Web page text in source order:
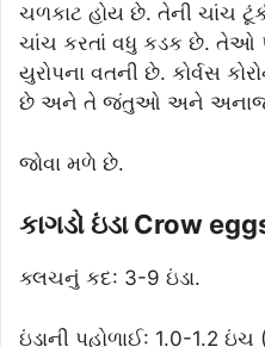
ચળકાટ હોય છે. તેની ચાંચ
ચાંચ કરતાં વધુ કડક છે. તેઓ
યુરોપના વતની છે. કોર્વસ
છે અને તે જંતુઓ અને અનાજ
જોવા મળે છે.
કાગડો ઇંડા Crow
ક્લચનું કદ: 3-9 ઇંડા.
ઇંડાની પહોળાઈ: 1.0-1.2